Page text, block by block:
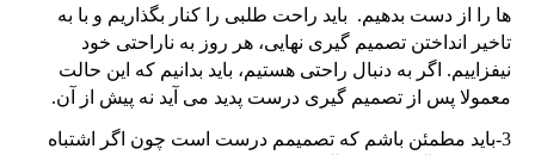
ها را از دست بدهیم. باید راحت طلبی را کنار بگذاریم و با به
تاخیر انداختن تصمیم گیری نهایی، هر روز به ناراحتی خود
نیفزاییم. اگر به دنبال راحتی هستیم، باید بدانیم که این حالت
معمولا پس از تصمیم گیری درست پدید می آید نه پیش از آن.
3-باید مطمئن باشم که تصمیمم درست است چون اگر اشتباه